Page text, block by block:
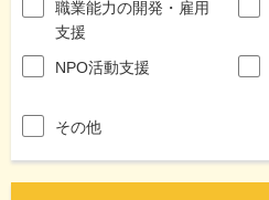
職業能力の開発・雇用
支援
NPO活動支援
その他